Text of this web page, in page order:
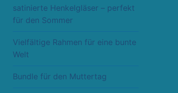
satinierte Henkelgläser – perfekt
für den Sommer
Vielfältige Rahmen für eine bunte
Welt
Bundle für den Muttertag